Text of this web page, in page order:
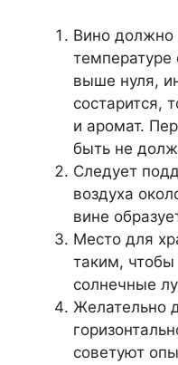
Вино должно
температуре
выше нуля,
состарится,
и аромат.
быть не
Следует
воздуха
вине
Место для
таким, чтобы
солнечные
Желательно
советуют